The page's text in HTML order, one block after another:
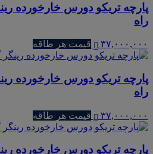
پارچه تریکو دورس خارخورده
راه
۳۷,۰۰۰,۰۰۰ قیمت هر طاقه
پارچه تریکو دورس خارخورده
راه
۳۷,۰۰۰,۰۰۰ قیمت هر طاقه
پارچه تریکو دورس خارخورده